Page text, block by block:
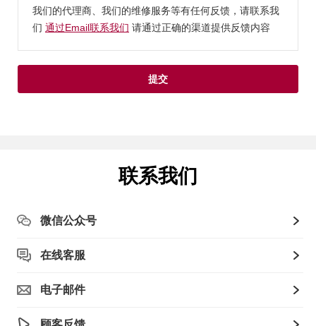
我们的代理商、我们的维修服务等有任何反馈，请联系我
们 通过Email联系我们 请通过正确的渠道提供反馈内容
提交
联系我们
微信公众号
在线客服
电子邮件